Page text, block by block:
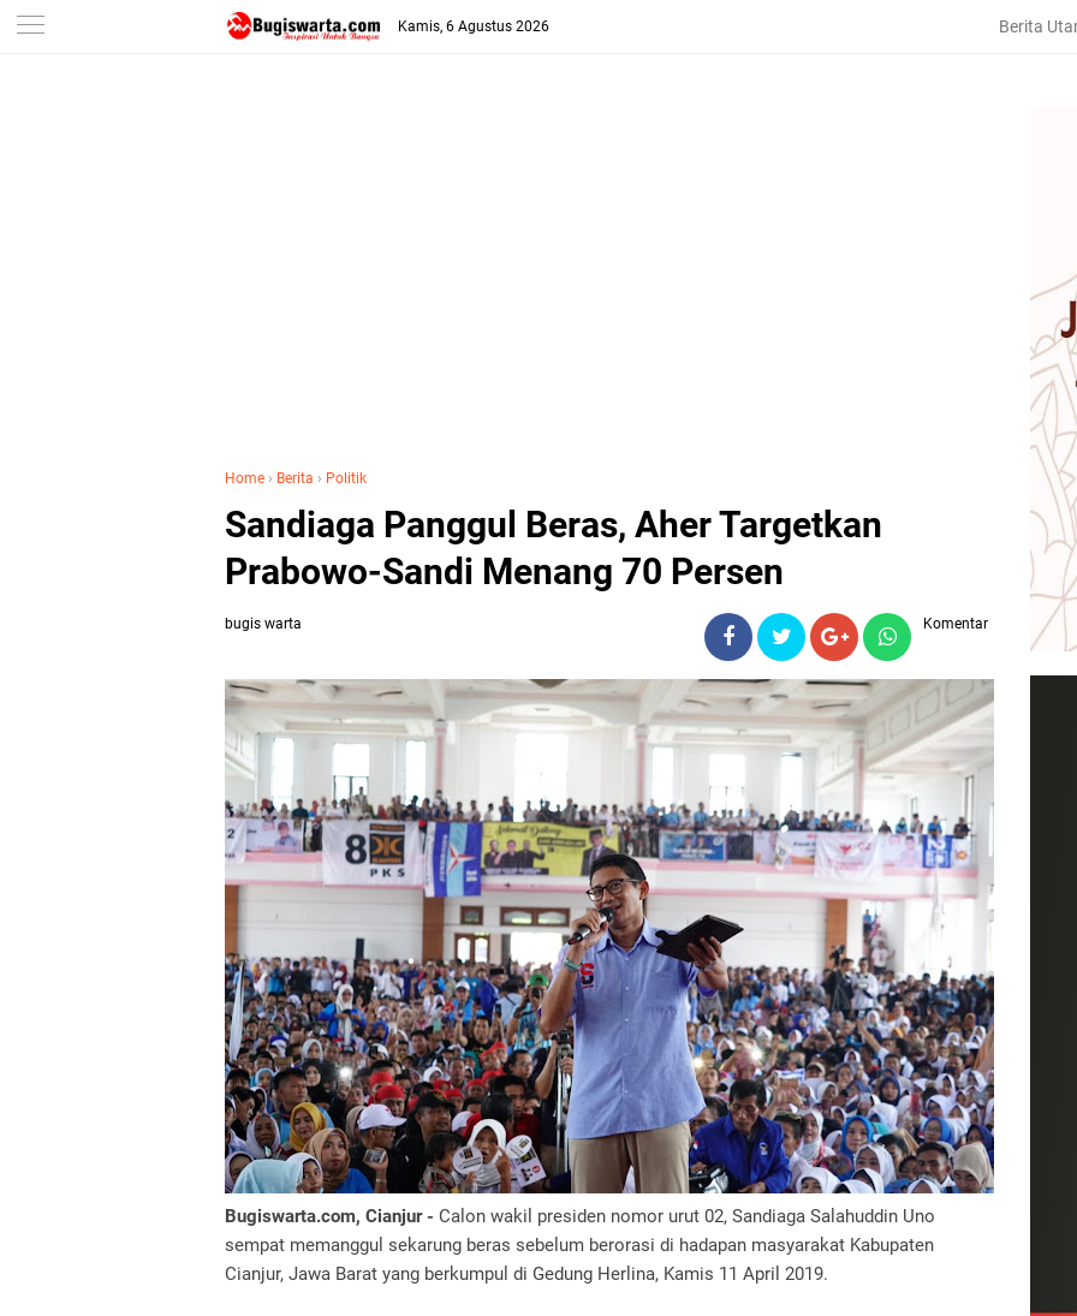
-->
Kamis, 6 Agustus 2026 Berita
Home › Berita › Politik
Sandiaga Panggul Beras, Aher Targetkan
Prabowo-Sandi Menang 70 Persen
bugis warta Komentar
Bugiswarta.com, Cianjur - Calon wakil presiden nomor urut 02, Sandiaga Salahuddin Uno
sempat memanggul sekarung beras sebelum berorasi di hadapan masyarakat Kabupaten
Cianjur, Jawa Barat yang berkumpul di Gedung Herlina, Kamis 11 April 2019.